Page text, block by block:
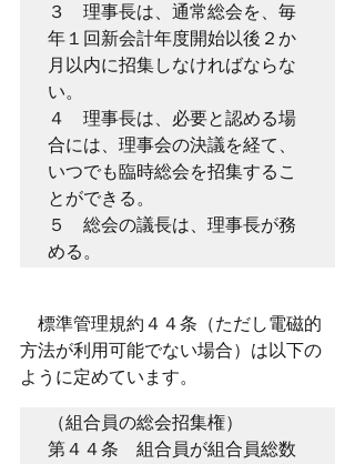
３　理事長は、通常総会を、毎
年１回新会計年度開始以後２か
月以内に招集しなければならな
い。
４　理事長は、必要と認める場
合には、理事会の決議を経て、
いつでも臨時総会を招集するこ
とができる。
５　総会の議長は、理事長が務
める。
標準管理規約４４条（ただし電磁的
方法が利用可能でない場合）は以下の
ように定めています。
（組合員の総会招集権）
第４４条　組合員が組合員総数